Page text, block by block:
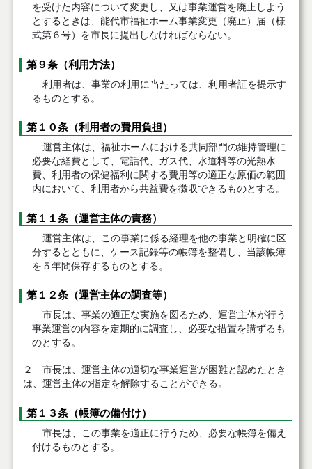
を受けた内容について変更し、又は事業運営を廃止しよう
とするときは、能代市福祉ホーム事業変更（廃止）届（様
式第６号）を市長に提出しなければならない。
第９条（利用方法）
利用者は、事業の利用に当たっては、利用者証を提示す
るものとする。
第１０条（利用者の費用負担）
運営主体は、福祉ホームにおける共同部門の維持管理に
必要な経費として、電話代、ガス代、水道料等の光熱水
費、利用者の保健福利に関する費用等の適正な原価の範囲
内において、利用者から共益費を徴収できるものとする。
第１１条（運営主体の責務）
運営主体は、この事業に係る経理を他の事業と明確に区
分するとともに、ケース記録等の帳簿を整備し、当該帳簿
を５年間保存するものとする。
第１２条（運営主体の調査等）
市長は、事業の適正な実施を図るため、運営主体が行う
事業運営の内容を定期的に調査し、必要な措置を講ずるも
のとする。
２ 市長は、運営主体の適切な事業運営が困難と認めたとき
は、運営主体の指定を解除することができる。
第１３条（帳簿の備付け）
市長は、この事業を適正に行うため、必要な帳簿を備え
付けるものとする。